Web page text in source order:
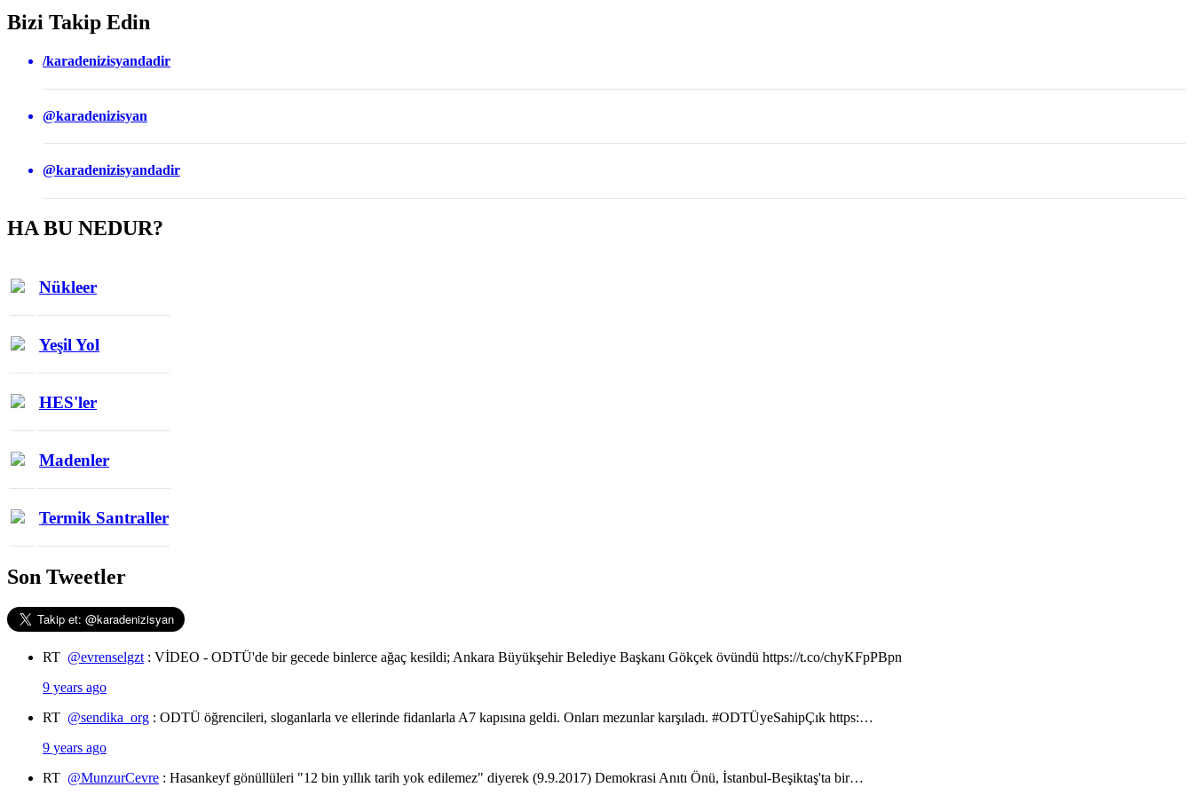
Bizi Takip Edin
/karadenizisyandadir
@karadenizisyan
@karadenizisyandadir
HA BU NEDUR?
Nükleer
Yeşil Yol
HES'ler
Madenler
Termik Santraller
Son Tweetler
RT @evrenselgzt : VİDEO - ODTÜ'de bir gecede binlerce ağaç kesildi; Ankara Büyükşehir Belediye Başkanı Gökçek övündü https://t.co/chyKFpPBpn
9 years ago
RT @sendika_org : ODTÜ öğrencileri, sloganlarla ve ellerinde fidanlarla A7 kapısına geldi. Onları mezunlar karşıladı. #ODTÜyeSahipÇık https:…
9 years ago
RT @MunzurCevre : Hasankeyf gönüllüleri "12 bin yıllık tarih yok edilemez" diyerek (9.9.2017) Demokrasi Anıtı Önü, İstanbul-Beşiktaş'ta bir…